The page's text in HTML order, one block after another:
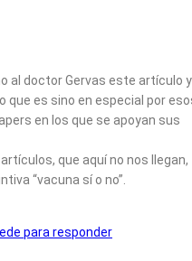
al doctor Gervas este artículo
que es sino en especial por
en los que se apoyan sus
que aquí no nos llegan,
“vacuna sí o no”.
para responder